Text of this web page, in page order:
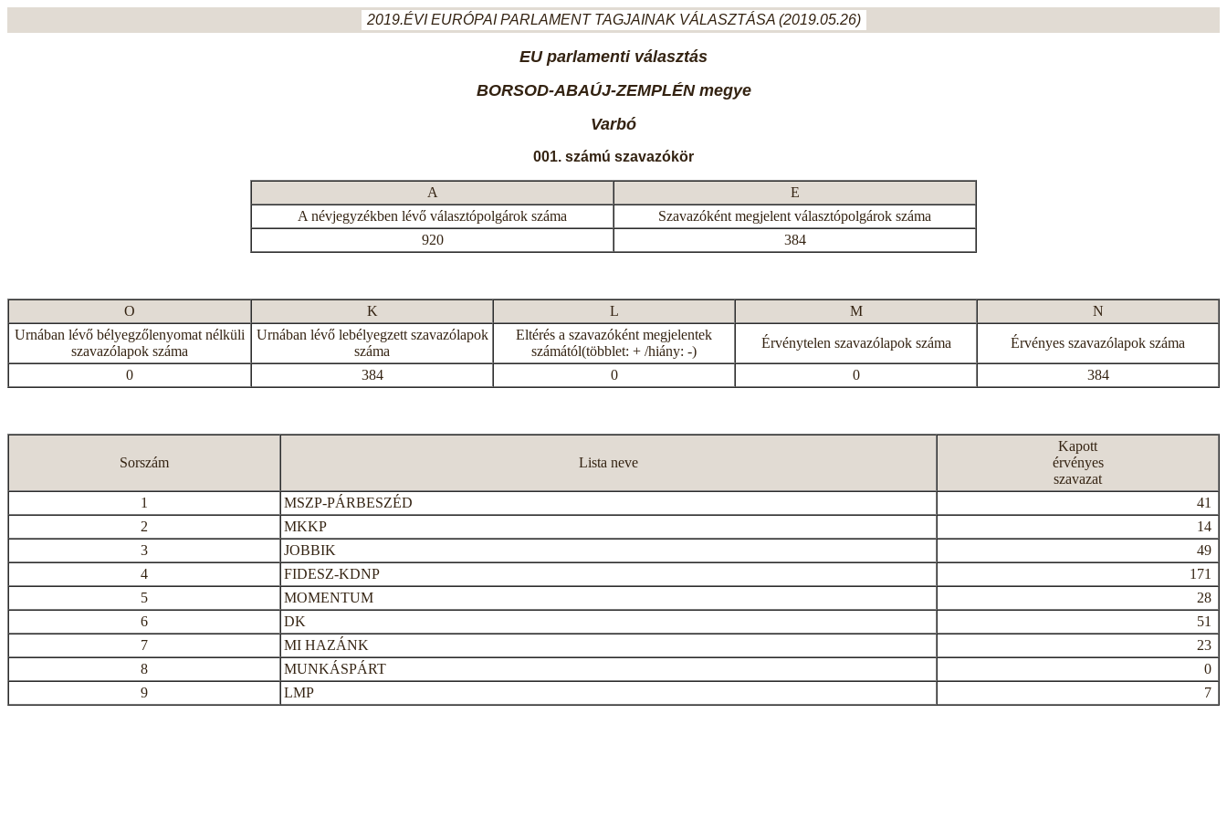
2019.ÉVI EURÓPAI PARLAMENT TAGJAINAK VÁLASZTÁSA (2019.05.26)
EU parlamenti választás
BORSOD-ABAÚJ-ZEMPLÉN megye
Varbó
001. számú szavazókör
A
E
A névjegyzékben lévő választópolgárok száma
Szavazóként megjelent választópolgárok száma
920
384
O K L M
N
Urnában lévő bélyegzőlenyomat nélküli
szavazólapok száma
Urnában lévő lebélyegzett szavazólapok
száma
Eltérés a szavazóként megjelentek
számától(többlet: + /hiány: -)
Érvénytelen szavazólapok száma Érvényes szavazólapok száma
0 384 0 0 384
Sorszám Lista neve
Kapott
érvényes
szavazat
1
MSZP-PÁRBESZÉD
41
2
MKKP
14
3
JOBBIK
49
4
FIDESZ-KDNP
171
5
MOMENTUM
28
6
DK
51
7
MI HAZÁNK
23
8
MUNKÁSPÁRT
0
9
LMP 7